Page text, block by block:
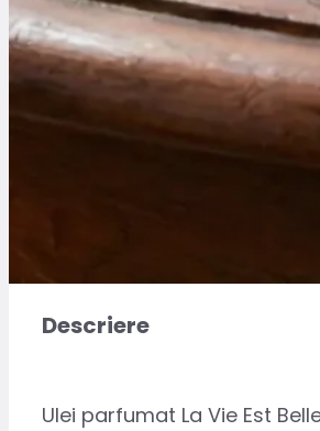
Descriere
Ulei parfumat La Vie Est